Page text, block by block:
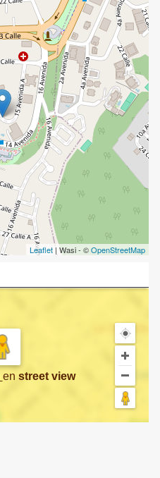
Leaflet | Wasi - ©OpenStreetMap
en street view